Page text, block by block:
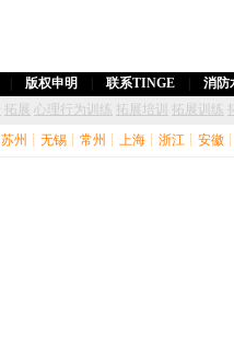
版权申明 联系TINGE 消防
拓展 心理行为训练 拓展培训 拓展训练
苏州 ┊ 无锡 ┊ 常州 ┊ 上海 ┊ 浙江 ┊ 安徽